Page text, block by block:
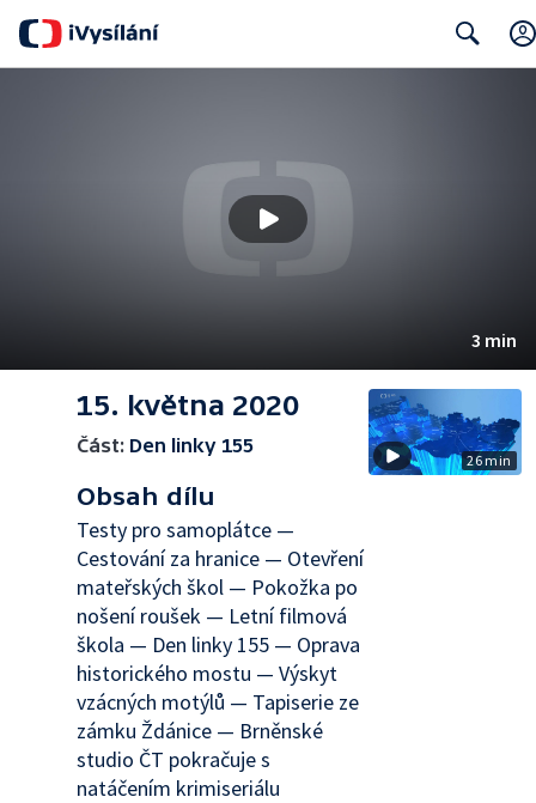
3 min
15. května 2020
Část: Den linky 155
Obsah dílu
Testy pro samoplátce —
Cestování za hranice — Otevření
mateřských škol — Pokožka po
nošení roušek — Letní filmová
škola — Den linky 155 — Oprava
historického mostu — Výskyt
vzácných motýlů — Tapiserie ze
zámku Ždánice — Brněnské
studio ČT pokračuje s
natáčením krimiseriálu
26 min